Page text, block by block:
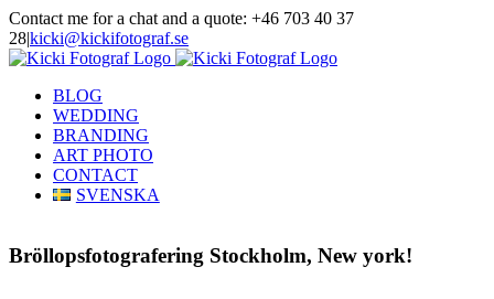
Skip
to
content
Contact me for a chat and a quote: +46 703 40 37
28|kicki@kickifotograf.se
Instagram
Facebook
BLOG
WEDDING
BRANDING
ART PHOTO
CONTACT
SVENSKA
Bröllopsfotografering Stockholm, New york!